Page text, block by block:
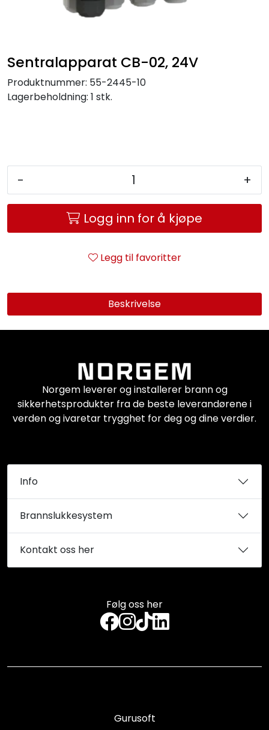
Sentralapparat CB-02, 24V
Produktnummer: 55-2445-10
Lagerbeholdning: 1 stk.
- +
Logg inn for å kjøpe
Legg til favoritter
Beskrivelse
Følg oss her
Norgem leverer og installerer brann og
sikkerhetsprodukter fra de beste leverandørene i
verden og ivaretar trygghet for deg og dine verdier.
Info
Brannslukkesystem
Kontakt oss her
Gurusoft